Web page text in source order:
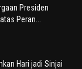
Presiden
Peran...
Hari jadi Sinjai